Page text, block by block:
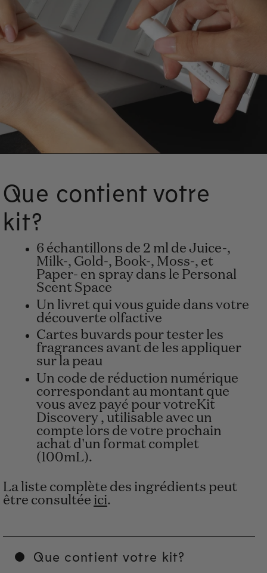
Que contient votre
kit?
6 échantillons de 2 ml de Juice-,
Milk-, Gold-, Book-, Moss-, et
Paper- en spray dans le Personal
Scent Space
Un livret qui vous guide dans votre
découverte olfactive
Cartes buvards pour tester les
fragrances avant de les appliquer
sur la peau
Un code de réduction numérique
correspondant au montant que
vous avez payé pour votreKit
Discovery , utilisable avec un
compte lors de votre prochain
achat d'un format complet
(100mL).
La liste complète des ingrédients peut
être consultée ici.
Que contient votre kit?